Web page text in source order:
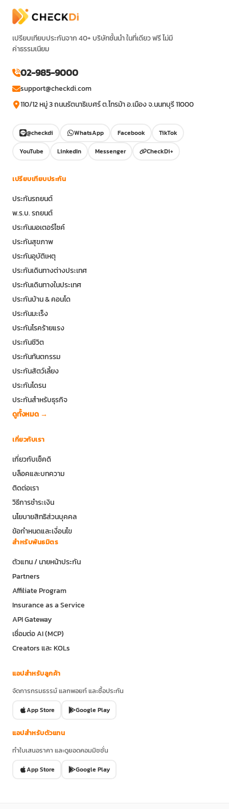
เปรียบเทียบประกันจาก 40+ บริษัทชั้นนำ ในที่เดียว ฟรี ไม่มี
ค่าธรรมเนียม
02-985-9000
support@checkdi.com
110/12 หมู่ 3 ถนนรัตนาธิเบศร์ ต.ไทรม้า อ.เมือง จ.นนทบุรี 11000
@checkdi WhatsApp Facebook
TikTok
YouTube
LinkedIn Messenger CheckDi+
เปรียบเทียบประกัน
ประกันรถยนต์
พ.ร.บ. รถยนต์
ประกันมอเตอร์ไซค์
ประกันสุขภาพ
ประกันอุบัติเหตุ
ประกันเดินทางต่างประเทศ
ประกันเดินทางในประเทศ
ประกันบ้าน & คอนโด
ประกันมะเร็ง
ประกันโรคร้ายแรง
ประกันชีวิต
ประกันทันตกรรม
ประกันสัตว์เลี้ยง
ประกันโดรน
ประกันสำหรับธุรกิจ
ดูทั้งหมด →
เกี่ยวกับเรา
เกี่ยวกับเช็คดิ
บล็อคและบทความ
ติดต่อเรา
วิธีการชำระเงิน
นโยบายสิทธิส่วนบุคคล
ข้อกำหนดและเงื่อนไข
สำหรับพันธมิตร
ตัวแทน / นายหน้าประกัน
Partners
Affiliate Program
Insurance as a Service
API Gateway
เชื่อมต่อ AI (MCP)
Creators และ KOLs
แอปสำหรับลูกค้า
จัดการกรมธรรม์ แลกพอยท์ และซื้อประกัน
App Store Google Play
แอปสำหรับตัวแทน
ทำใบเสนอราคา และดูยอดคอมมิชชั่น
App Store Google Play